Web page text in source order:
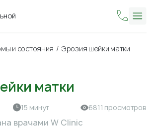
и состояния Эрозия шейки матки
матки
15 минут 6811 просмотров
врачами W Clinic